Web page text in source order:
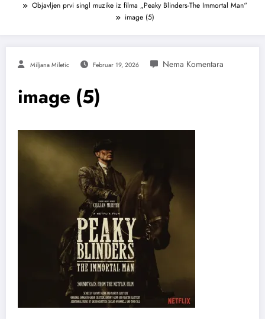
Objavljen prvi singl muzike iz filma „Peaky Blinders-The Immortal Man“
image (5)
Miljana Miletic Februar 19, 2026
image (5)